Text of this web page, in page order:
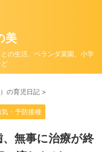
美
の生活、ベランダ菜園、小学
の育児日記 >
気・予防接種
無事に治療が終